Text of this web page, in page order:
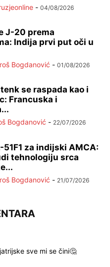
- 04/08/2026
J-20 prema
Indija prvi put oči u
Bogdanović - 01/08/2026
se raspada kao i
Francuska i
Bogdanović - 22/07/2026
51F1 za indijski AMCA:
tehnologiju srca
Bogdanović - 21/07/2026
sve mi se čini🤔